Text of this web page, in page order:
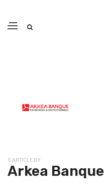
0 ARTICLE BY
Arkea Banque